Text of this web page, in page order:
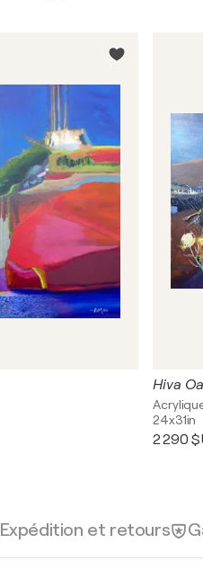
Hiva Oa
24x31in
2 290
Expédition et retours